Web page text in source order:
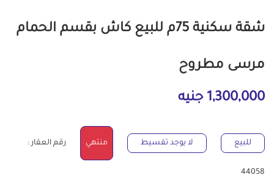
شقة سكنية 75م للبيع كاش بقسم الحمام
مرسى مطروح
1,300,000 جنيه
للبيع لا يوجد تقسيط منتهي رقم العقار :
44058